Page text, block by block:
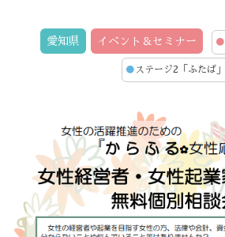
愛知県 イベント＆セミナー ●
● ステージ2「ふたば」